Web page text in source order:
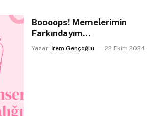
Boooops! Memelerimin
Farkındayım…
Yazar: İrem Gençoğlu 22 Ekim 2024